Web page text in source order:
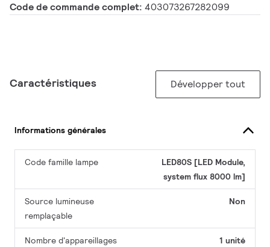
Code de commande complet: 403073267282099
Caractéristiques Développer tout
Informations générales
Code famille lampe
LED80S [LED Module,
system flux 8000 lm]
Source lumineuse
remplaçable
Non
Nombre d'appareillages 1 unité